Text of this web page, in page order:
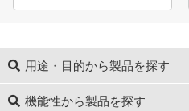
用途・目的から製品を探す
機能性から製品を探す